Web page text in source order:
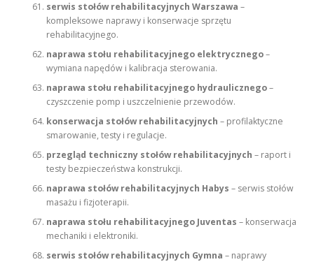
serwis stołów rehabilitacyjnych Warszawa –
kompleksowe naprawy i konserwacje sprzętu
rehabilitacyjnego.
naprawa stołu rehabilitacyjnego elektrycznego–
wymiana napędów i kalibracja sterowania.
naprawa stołu rehabilitacyjnego hydraulicznego–
czyszczenie pomp i uszczelnienie przewodów.
konserwacja stołów rehabilitacyjnych – profilaktyczne
smarowanie, testy i regulacje.
przegląd techniczny stołów rehabilitacyjnych – raport i
testy bezpieczeństwa konstrukcji.
naprawa stołów rehabilitacyjnych Habys – serwis stołów
masażu i fizjoterapii.
naprawa stołu rehabilitacyjnego Juventas – konserwacja
mechaniki i elektroniki.
serwis stołów rehabilitacyjnych Gymna – naprawy